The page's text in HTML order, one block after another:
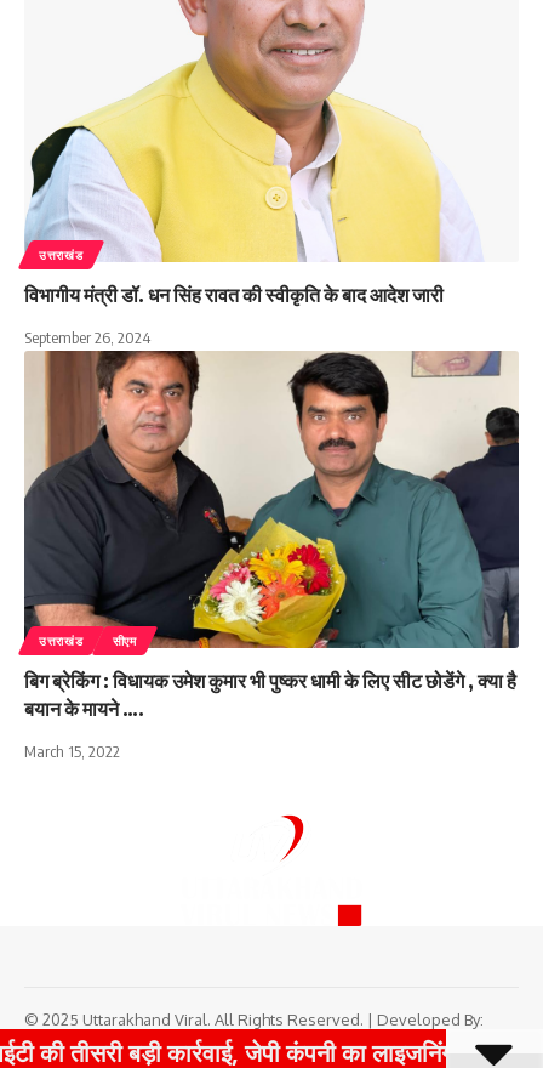
उत्तराखंड
विभागीय मंत्री डॉ. धन सिंह रावत की स्वीकृति के बाद आदेश जारी
September 26, 2024
उत्तराखंड सीएम
बिग ब्रेकिंग : विधायक उमेश कुमार भी पुष्कर धामी के लिए सीट छोडेंगे , क्या है
बयान के मायने ….
March 15, 2022
© 2025 Uttarakhand Viral. All Rights Reserved. | Developed By:
Tech Yard Labs|Boost Your Website Traffic with TrafficPeak
कार्रवाई, जेपी कंपनी का लाइजनिंग अधिकारी गिरफ्तार